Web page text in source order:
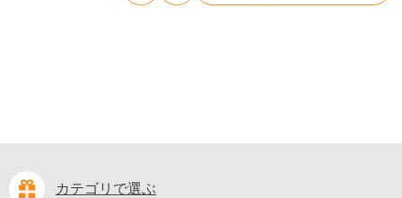
kasaoka_zsy_419_100---
カテゴリで選ぶ